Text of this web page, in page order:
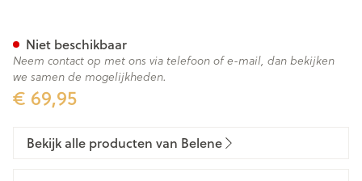
€ 69,95
Niet beschikbaar
Neem contact op met ons via telefoon of e-mail, dan bekijken
we samen de mogelijkheden.
Bekijk alle producten van Belene